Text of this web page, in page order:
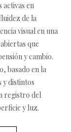
en
de la
visual en una
que
y cambio.
basado en la
y distintos
registro del
y luz.